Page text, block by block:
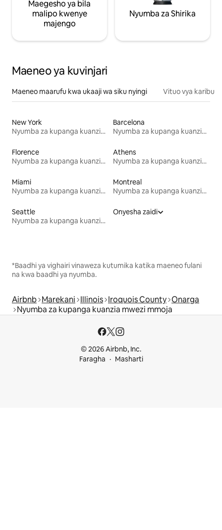
Maegesho ya bila
malipo kwenye
majengo
Nyumba za Shirika
Maeneo ya kuvinjari
Maeneo maarufu kwa ukaaji wa siku nyingi Vituo vya karibu
New York
Nyumba za kupanga kuanzia mwezi mmoja
Barcelona
Nyumba za kupanga kuanzia mwezi mmoja
Florence
Nyumba za kupanga kuanzia mwezi mmoja
Athens
Nyumba za kupanga kuanzia mwezi mmoja
Miami
Nyumba za kupanga kuanzia mwezi mmoja
Montreal
Nyumba za kupanga kuanzia mwezi mmoja
Seattle
Nyumba za kupanga kuanzia mwezi mmoja
Onyesha zaidi
*Baadhi ya vighairi vinaweza kutumika katika maeneo fulani
na kwa baadhi ya nyumba.
Airbnb Marekani Illinois Iroquois County Onarga
Nyumba za kupanga kuanzia mwezi mmoja
© 2026 Airbnb, Inc.
Faragha
Masharti